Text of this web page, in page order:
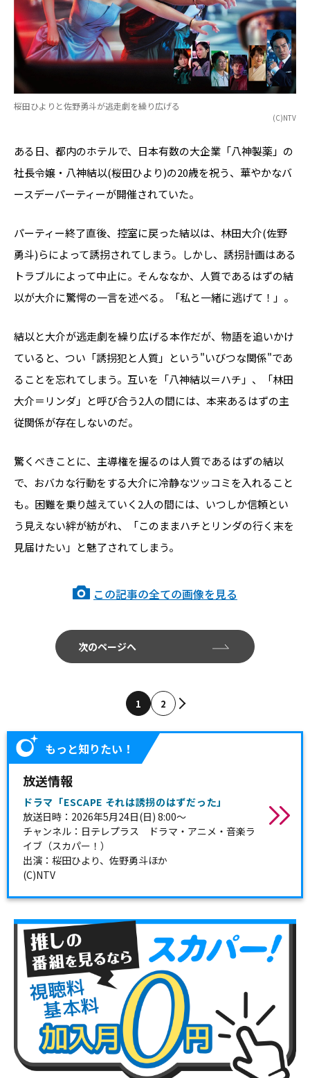
桜田ひよりと佐野勇斗が逃走劇を繰り広げる
(C)NTV
ある日、都内のホテルで、日本有数の大企業「八神製薬」の
社長令嬢・八神結以(桜田ひより)の20歳を祝う、華やかなバ
ースデーパーティーが開催されていた。
パーティー終了直後、控室に戻った結以は、林田大介(佐野
勇斗)らによって誘拐されてしまう。しかし、誘拐計画はある
トラブルによって中止に。そんななか、人質であるはずの結
以が大介に驚愕の一言を述べる。「私と一緒に逃げて！」――。
結以と大介が逃走劇を繰り広げる本作だが、物語を追いかけ
ていると、つい「誘拐犯と人質」という"いびつな関係"であ
ることを忘れてしまう。互いを「八神結以＝ハチ」、「林田
大介＝リンダ」と呼び合う2人の間には、本来あるはずの主
従関係が存在しないのだ。
驚くべきことに、主導権を握るのは人質であるはずの結以
で、おバカな行動をする大介に冷静なツッコミを入れること
も。困難を乗り越えていく2人の間には、いつしか信頼とい
う見えない絆が紡がれ、「このままハチとリンダの行く末を
見届けたい」と魅了されてしまう。
この記事の全ての画像を見る
次のページへ
1 2
もっと知りたい！
放送情報
ドラマ「ESCAPE それは誘拐のはずだった」
放送日時：2026年5月24日(日) 8:00～
チャンネル：日テレプラス ドラマ・アニメ・音楽ラ
イブ（スカパー！）
出演：桜田ひより、佐野勇斗ほか
(C)NTV